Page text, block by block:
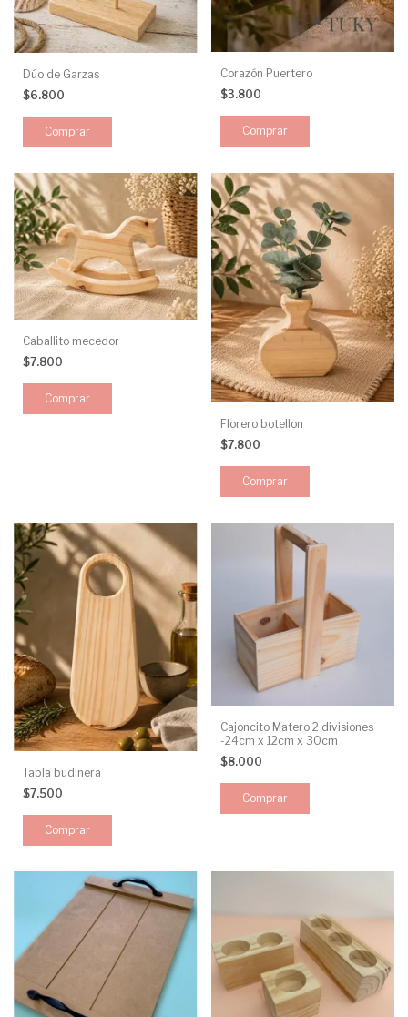
Dúo de Garzas
$6.800
Corazón Puertero
$3.800
Caballito mecedor
$7.800
Florero botellon
$7.800
Tabla budinera
$7.500
Cajoncito Matero 2 divisiones
-24cm x 12cm x 30cm
$8.000